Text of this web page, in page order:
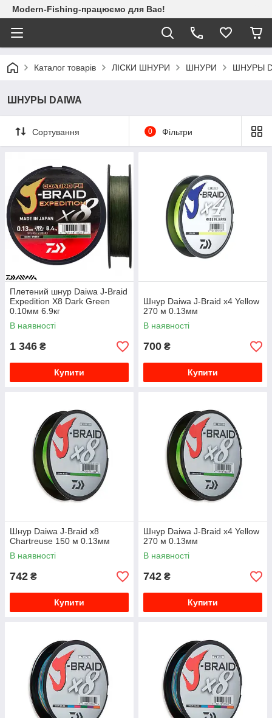
Modern-Fishing-працюємо для Вас!
Каталог товарів ЛІСКИ ШНУРИ ШНУРИ ШНУРЫ
ШНУРЫ DAIWA
Сортування 0 Фільтри
Плетений шнур Daiwa J-Braid
Expedition X8 Dark Green
0.10мм 6.9кг
В наявності
1 346 ₴
Купити
Шнур Daiwa J-Braid x4 Yellow
270 м 0.13мм
В наявності
700 ₴
Купити
Шнур Daiwa J-Braid x8
Chartreuse 150 м 0.13мм
В наявності
742 ₴
Купити
Шнур Daiwa J-Braid x4 Yellow
270 м 0.13мм
В наявності
742 ₴
Купити